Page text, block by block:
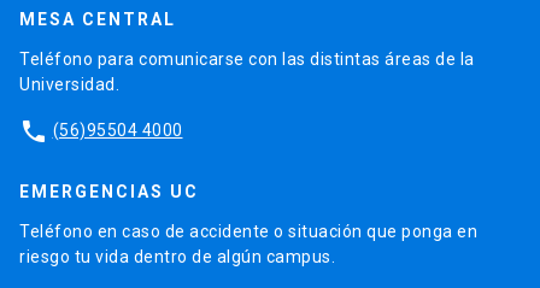
MESA CENTRAL
Teléfono para comunicarse con las distintas áreas de la
Universidad.
phone (56)95504 4000
EMERGENCIAS UC
Teléfono en caso de accidente o situación que ponga en
riesgo tu vida dentro de algún campus.